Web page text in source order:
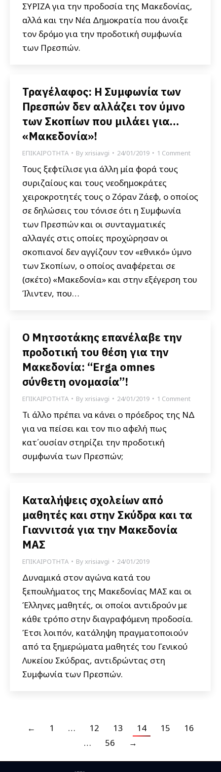
ΣΥΡΙΖΑ για την προδοσία της Μακεδονίας,
αλλά και την Νέα Δημοκρατία που άνοιξε
τον δρόμο για την προδοτική συμφωνία
των Πρεσπών.
Τραγέλαφος: Η Συμφωνία των
Πρεσπών δεν αλλάζει τον ύμνο
των Σκοπίων που μιλάει για…
«Μακεδονία»!
ΕΠΙΚΑΙΡΟΤΗΤΑ Byxrisiavgi 24/01/2019 1 Comment
Τους ξεφτίλισε για άλλη μία φορά τους
συριζαίους και τους νεοδημοκράτες
χειροκροτητές τους ο Ζόραν Ζάεφ, o οποίος
σε δηλώσεις του τόνισε ότι η Συμφωνία
των Πρεσπών και οι συνταγματικές
αλλαγές στις οποίες προχώρησαν οι
σκοπιανοί δεν αγγίζουν τον «εθνικό» ύμνο
των Σκοπίων, ο οποίος αναφέρεται σε
(σκέτο) «Μακεδονία» και στην εξέγερση του
Ίλιντεν, που…
Ο Μητσοτάκης επανέλαβε την
προδοτική του θέση για την
Μακεδονία: “Erga omnes
σύνθετη ονομασία”!
ΕΠΙΚΑΙΡΟΤΗΤΑ Byxrisiavgi 24/01/2019 1 Comment
Τι άλλο πρέπει να κάνει ο πρόεδρος της ΝΔ
για να πείσει και τον πιο αφελή πως
κατ΄ουσίαν στηρίζει την προδοτική
συμφωνία των Πρεσπών;
Καταλήψεις σχολείων από
μαθητές και στην Σκύδρα και τα
Γιαννιτσά για την Μακεδονία
ΜΑΣ
ΕΠΙΚΑΙΡΟΤΗΤΑ Byxrisiavgi 24/01/2019
Δυναμικά στον αγώνα κατά του
ξεπουλήματος της Μακεδονίας ΜΑΣ και οι
Έλληνες μαθητές, οι οποίοι αντιδρούν με
κάθε τρόπο στην διαγραφόμενη προδοσία.
Έτσι λοιπόν, κατάληψη πραγματοποιούν
από τα ξημερώματα μαθητές του Γενικού
Λυκείου Σκύδρας, αντιδρώντας στη
Συμφωνία των Πρεσπών.
← 1 … 12 13 14 15
16
…
56 →